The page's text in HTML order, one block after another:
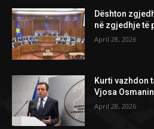
Dështon
në zgjedhje të
April 28, 2026
Kurti vazhdon
Vjosa Osmanin
April 28, 2026